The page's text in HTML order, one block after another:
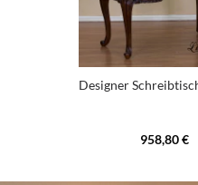
Designer
958,80 €